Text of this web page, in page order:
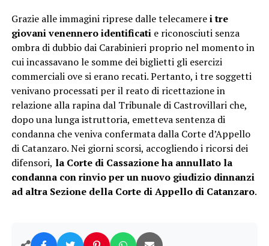
Grazie alle immagini riprese dalle telecamerei tre
giovani venennero identificatie riconosciuti senza
ombra di dubbio dai Carabinieri proprio nel momento in
cui incassavano le somme dei biglietti gli esercizi
commerciali ove si erano recati. Pertanto, i tre soggetti
venivano processati per il reato di ricettazione in
relazione alla rapina dal Tribunale di Castrovillari che,
dopo una lunga istruttoria, emetteva sentenza di
condanna che veniva confermata dalla Corte d’Appello
di Catanzaro. Nei giorni scorsi, accogliendo i ricorsi dei
difensori, la Corte di Cassazione ha annullato la
condanna con rinvio per un nuovo giudizio dinnanzi
ad altra Sezione della Corte di Appello di Catanzaro.